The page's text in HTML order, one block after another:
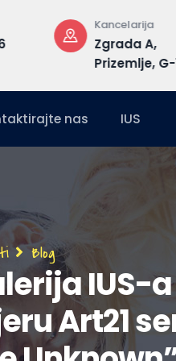
Kancelarija
Zgrada A,
Prizemlje, G-16
nas IUS
Blog
IUS-a
Art21